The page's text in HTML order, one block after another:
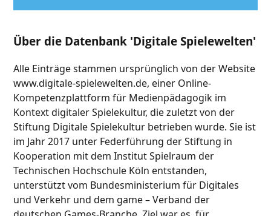
Über die Datenbank 'Digitale Spielewelten'
Alle Einträge stammen ursprünglich von der Website
www.digitale-spielewelten.de, einer Online-
Kompetenzplattform für Medienpädagogik im
Kontext digitaler Spielekultur, die zuletzt von der
Stiftung Digitale Spielekultur betrieben wurde. Sie ist
im Jahr 2017 unter Federführung der Stiftung in
Kooperation mit dem Institut Spielraum der
Technischen Hochschule Köln entstanden,
unterstützt vom Bundesministerium für Digitales
und Verkehr und dem game – Verband der